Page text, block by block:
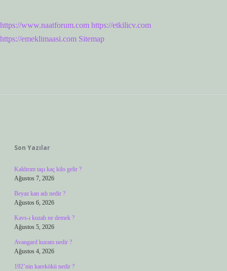
https://www.naatforum.com https://etkilicv.com
https://emeklimaasi.com Sitemap
Son Yazılar
Kaldırım taşı kaç kilo gelir ?
Ağustos 7, 2026
Beyaz kan adı nedir ?
Ağustos 6, 2026
Kavs-ı kuzah ne demek ?
Ağustos 5, 2026
Avangard kuram nedir ?
Ağustos 4, 2026
192’nin karekökü nedir ?